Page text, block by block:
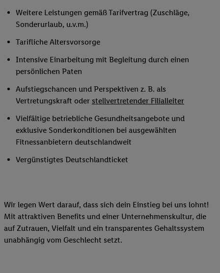
Weitere Leistungen gemäß Tarifvertrag (Zuschläge,
Sonderurlaub, u.v.m.)
Tarifliche Altersvorsorge
Intensive Einarbeitung mit Begleitung durch einen
persönlichen Paten
Aufstiegschancen und Perspektiven z. B. als
Vertretungskraft oder stellvertretender Filialleiter
Vielfältige betriebliche Gesundheitsangebote und
exklusive Sonderkonditionen bei ausgewählten
Fitnessanbietern deutschlandweit
Vergünstigtes Deutschlandticket
Wir legen Wert darauf, dass sich dein Einstieg bei uns lohnt!
Mit attraktiven Benefits und einer Unternehmenskultur, die
auf Zutrauen, Vielfalt und ein transparentes Gehaltssystem
unabhängig vom Geschlecht setzt.